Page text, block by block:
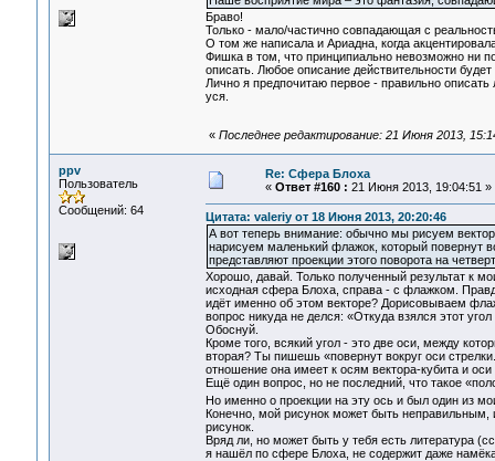
Браво!
Только - мало/частично совпадающая с
О том же написала и Ариадна, когда
Фишка в том, что принципиально невозможно ни
описать. Любое описание действительности
Лично я предпочитаю первое - правильно
уся.
« Последнее редактирование: 21 Июня 2013,
ppv
Пользователь
Сообщений: 64
Re: Сфера Блоха
« Ответ #160 : 21 Июня 2013, 19:04:51 »
Цитата: valeriy от 18 Июня 2013, 20:20:46
А вот теперь внимание: обычно мы рисуем
нарисуем маленький флажок, который повернут
представляют проекции этого поворота на
Хорошо, давай. Только полученный результат к
исходная сфера Блоха, справа - с флажком.
идёт именно об этом векторе? Дорисовываем
вопрос никуда не делся: «Откуда взялся этот
Обоснуй.
Кроме того, всякий угол - это две оси, между
вторая? Ты пишешь «повернут вокруг оси
отношение она имеет к осям вектора-кубита и
Ещё один вопрос, но не последний, что такое
Но именно о проекции на эту ось и был один из
Конечно, мой рисунок может быть неправильным,
рисунок.
Вряд ли, но может быть у тебя есть литература
я нашёл по сфере Блоха, не содержит даже